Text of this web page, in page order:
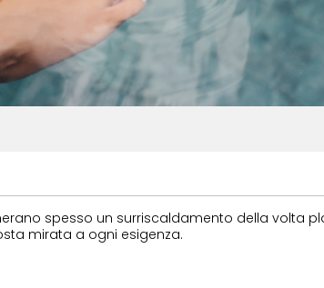
spesso un surriscaldamento della volta
mirata a ogni esigenza.